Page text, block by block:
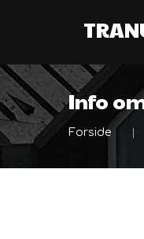
Info
Forside